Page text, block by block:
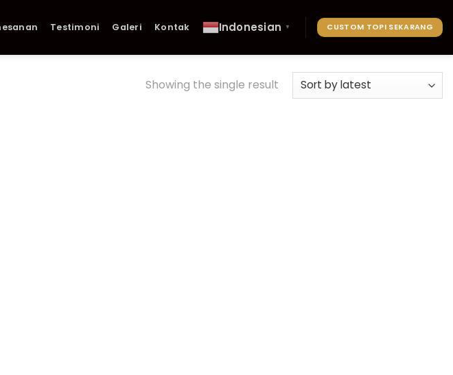
Testimoni Galeri Kontak Indonesian ▼ CUSTOM TOPI SEKARANG
Showing the single result